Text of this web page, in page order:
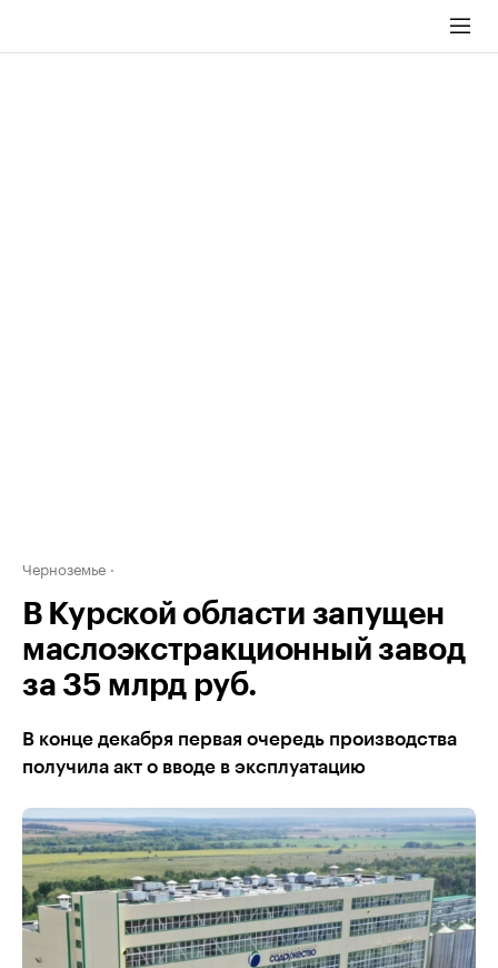
Черноземье
В Курской области запущен
маслоэкстракционный завод
за 35 млрд руб.
В конце декабря первая очередь производства
получила акт о вводе в эксплуатацию